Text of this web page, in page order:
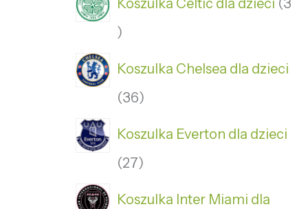
Koszulka Celtic dla dzieci 3
Koszulka Chelsea dla dzieci
36
Koszulka Everton dla dzieci
27
Koszulka Inter Miami dla